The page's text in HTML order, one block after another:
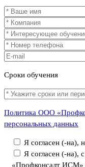
Сроки обучения
Политика ООО
персональных данных
Я согласен (-на),
Я согласен (-на),
«Профконсалт ИСМ»